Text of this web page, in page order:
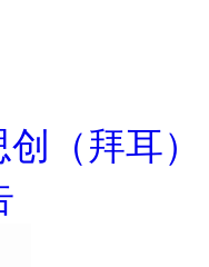
（拜耳）